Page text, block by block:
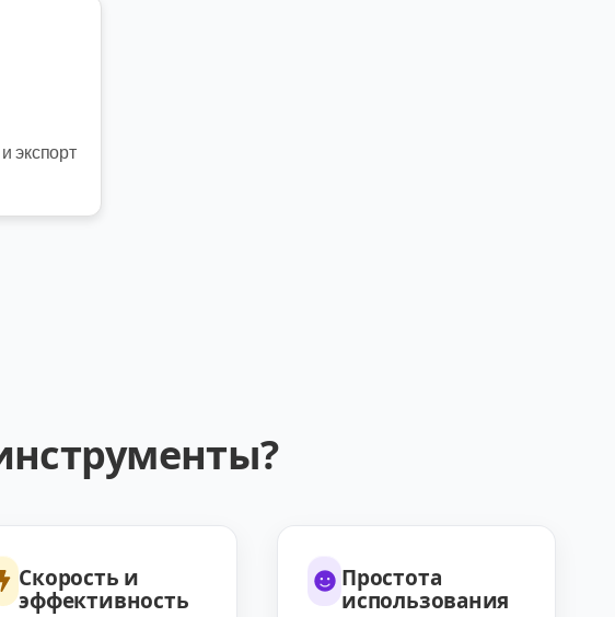
экспорт
Скорость и
эффективность
Простота
использования